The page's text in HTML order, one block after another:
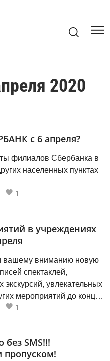
2020
с 6 апреля?
филиалов Сбербанка в
населенных пунктах
1
в учреждениях
вашему вниманию новую
спектаклей,
экскурсий, увлекательных
мероприятий до конца
Их много!
1
SMS!!!
пропуском!